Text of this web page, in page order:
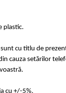
plastic.
cu titlu de
cauza setărilor
cu +/-5%.